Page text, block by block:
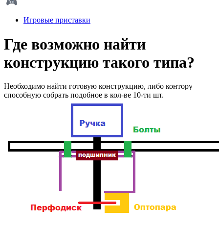
Игровые приставки
Где возможно найти
конструкцию такого типа?
Необходимо найти готовую конструкцию, либо контору
способную собрать подобное в кол-ве 10-ти шт.